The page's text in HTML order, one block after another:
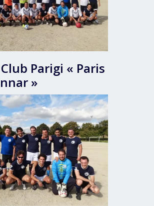
Parigi « Paris
»